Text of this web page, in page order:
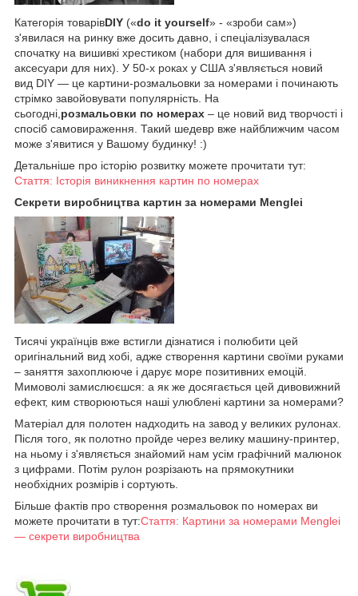
Категорія товарівDIY («do it yourself» - «зроби сам»)
з'явилася на ринку вже досить давно, і спеціалізувалася
спочатку на вишивкі хрестиком (набори для вишивання і
аксесуари для них). У 50-х роках у США з'являється новий
вид DIY — це картини-розмальовки за номерами і починають
стрімко завойовувати популярність. На
сьогодні,розмальовки по номерах – це новий вид творчості і
спосіб самовираження. Такий шедевр вже найближчим часом
може з'явитися у Вашому будинку! :)
Детальніше про історію розвитку можете прочитати тут:
Стаття: Історія виникнення картин по номерах
Секрети виробництва картин за номерами Menglei
Тисячі українців вже встигли дізнатися і полюбити цей
оригінальний вид хобі, адже створення картини своїми руками
– заняття захоплююче і дарує море позитивних емоцій.
Мимоволі замислюєшся: а як же досягається цей дивовижний
ефект, ким створюються наші улюблені картини за номерами?
Матеріал для полотен надходить на завод у великих рулонах.
Після того, як полотно пройде через велику машину-принтер,
на ньому і з'являється знайомий нам усім графічний малюнок
з цифрами. Потім рулон розрізають на прямокутники
необхідних розмірів і сортують.
Більше фактів про створення розмальовок по номерах ви
можете прочитати в тут:Стаття: Картини за номерами Menglei
— секрети виробництва